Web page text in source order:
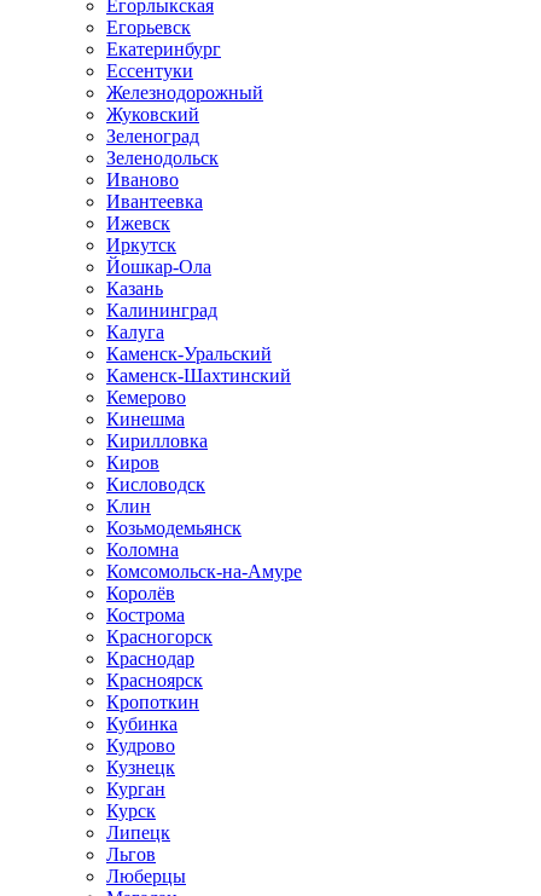
Егорлыкская
Егорьевск
Екатеринбург
Ессентуки
Железнодорожный
Жуковский
Зеленоград
Зеленодольск
Иваново
Ивантеевка
Ижевск
Иркутск
Йошкар-Ола
Казань
Калининград
Калуга
Каменск-Уральский
Каменск-Шахтинский
Кемерово
Кинешма
Кирилловка
Киров
Кисловодск
Клин
Козьмодемьянск
Коломна
Комсомольск-на-Амуре
Королёв
Кострома
Красногорск
Краснодар
Красноярск
Кропоткин
Кубинка
Кудрово
Кузнецк
Курган
Курск
Липецк
Льгов
Люберцы